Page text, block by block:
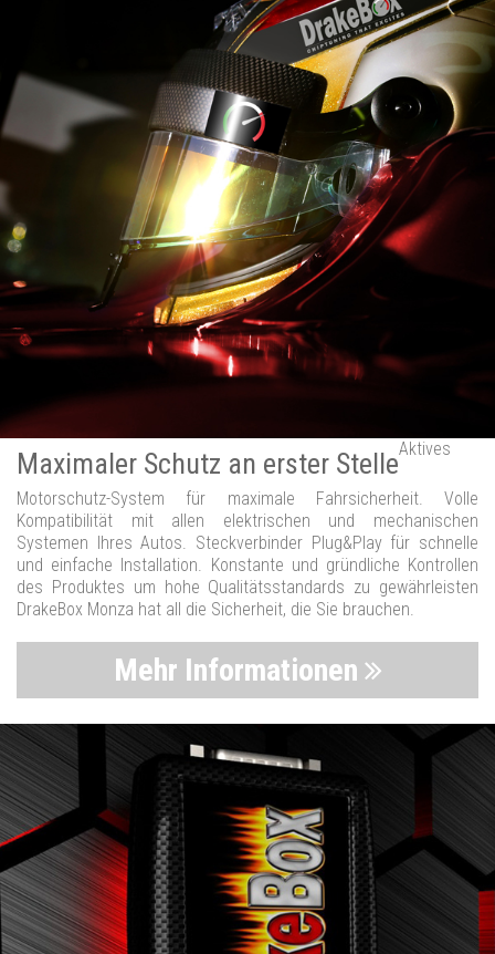
Maximaler Schutz an erster StelleAktives
Motorschutz-System für maximale Fahrsicherheit. Volle
Kompatibilität mit allen elektrischen und mechanischen
Systemen Ihres Autos. Steckverbinder Plug&Play für schnelle
und einfache Installation. Konstante und gründliche Kontrollen
des Produktes um hohe Qualitätsstandards zu gewährleisten
DrakeBox Monza hat all die Sicherheit, die Sie brauchen.
Mehr Informationen